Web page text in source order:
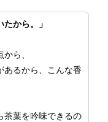
たから。」
ら、
あるから、こんな香
茶葉を吟味できるの